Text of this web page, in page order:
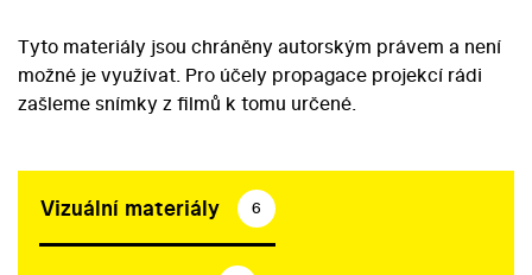
Tyto materiály jsou chráněny autorským právem a není
možné je využívat. Pro účely propagace projekcí rádi
zašleme snímky z filmů k tomu určené.
Vizuální materiály 6